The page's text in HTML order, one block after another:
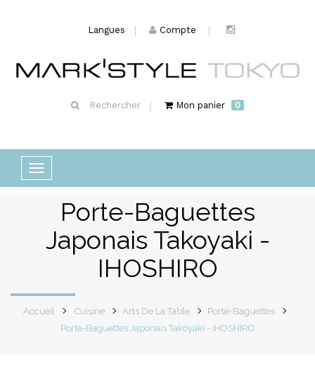
Langues Compte
Rechercher Mon panier 0
Basculer
la
navigationPorte-Baguettes
Japonais Takoyaki -
IHOSHIRO
Accueil Cuisine Arts De La Table
Porte-Baguettes
Porte-Baguettes Japonais Takoyaki - IHOSHIRO